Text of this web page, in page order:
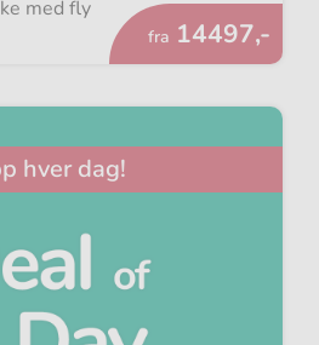
med fly
fra Fra
14497,-
hver dag!